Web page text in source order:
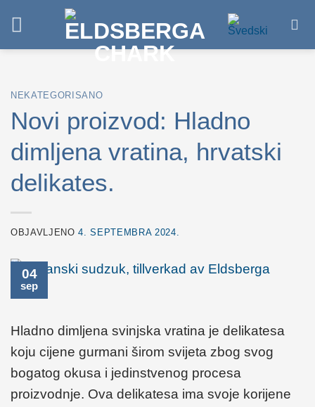
na
sadržaj
NEKATEGORISANO
Novi proizvod: Hladno
dimljena vratina, hrvatski
delikates.
OBJAVLJENO4. SEPTEMBRA 2024.
04
sep
Hladno dimljena svinjska vratina je delikatesa
koju cijene gurmani širom svijeta zbog svog
bogatog okusa i jedinstvenog procesa
proizvodnje. Ova delikatesa ima svoje korijene